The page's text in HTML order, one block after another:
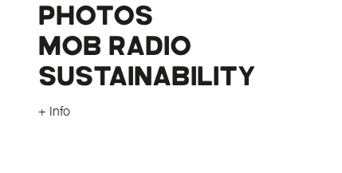
PHOTOS
MOB RADIO
SUSTAINABILITY
+ Info